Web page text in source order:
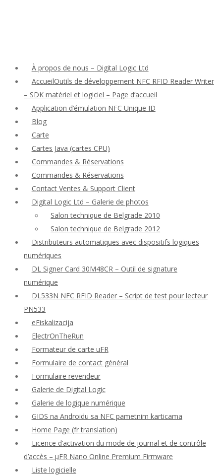
À propos de nous – Digital Logic Ltd
AccueilOutils de développement NFC RFID Reader Writer
– SDK matériel et logiciel – Page d’accueil
Application d’émulation NFC Unique ID
Blog
Carte
Cartes Java (cartes CPU)
Commandes & Réservations
Commandes & Réservations
Contact Ventes & Support Client
Digital Logic Ltd – Galerie de photos
Salon technique de Belgrade 2010
Salon technique de Belgrade 2012
Distributeurs automatiques avec dispositifs logiques
numériques
DL Signer Card 30M48CR – Outil de signature
numérique
DL533N NFC RFID Reader – Script de test pour lecteur
PN533
eFiskalizacija
ElectrOnTheRun
Formateur de carte uFR
Formulaire de contact général
Formulaire revendeur
Galerie de Digital Logic
Galerie de logique numérique
GIDS na Androidu sa NFC pametnim karticama
Home Page (fr translation)
Licence d’activation du mode de journal et de contrôle
d’accès – μFR Nano Online Premium Firmware
Liste logicielle